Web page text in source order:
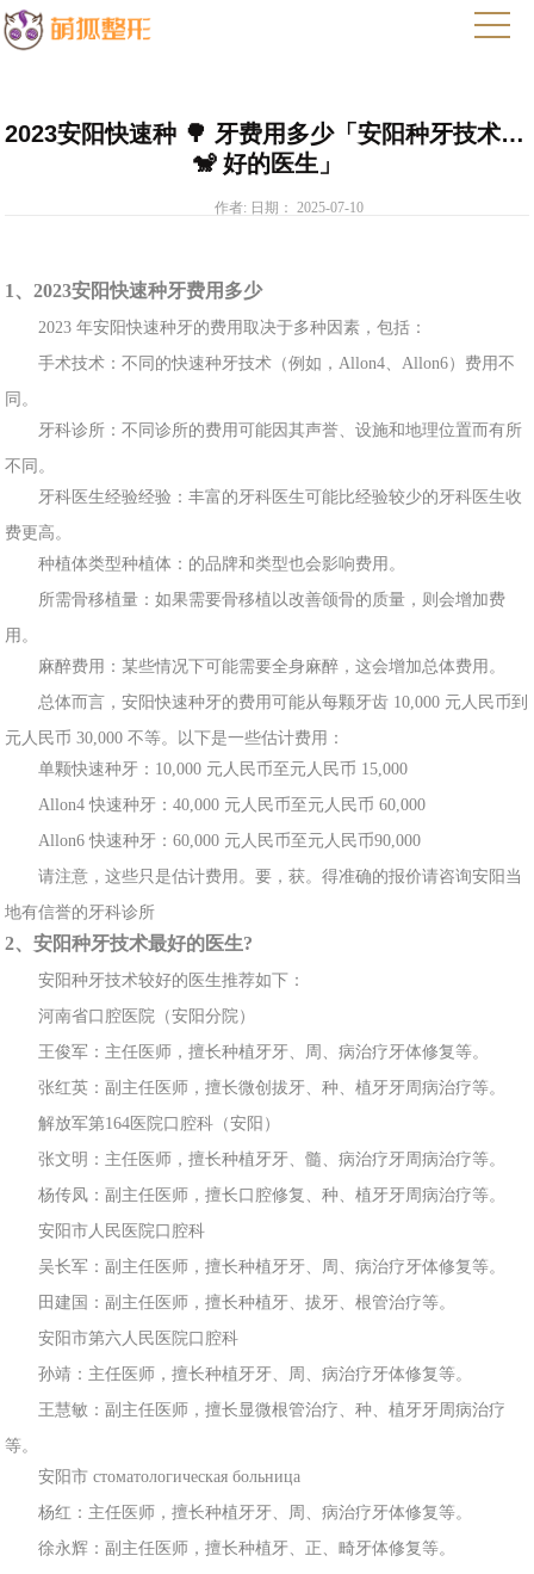
2023安阳快速种 🌳 牙费用多少「安阳种牙技术最
🐒 好的医生」
作者: 日期： 2025-07-10
1、2023安阳快速种牙费用多少
2023 年安阳快速种牙的费用取决于多种因素，包括：
手术技术：不同的快速种牙技术（例如，Allon4、Allon6）费用不
同。
牙科诊所：不同诊所的费用可能因其声誉、设施和地理位置而有所
不同。
牙科医生经验经验：丰富的牙科医生可能比经验较少的牙科医生收
费更高。
种植体类型种植体 ：的品牌和类型也会影响费用。
所需骨移植量：如果需要骨移植以改善颌骨的质量，则会增加费
用。
麻醉费用：某些情况下可能需要全身麻醉，这会增加总体费用。
总体而言，安阳快速种牙的费用可能从每颗牙齿 10,000 元人民币到
元人民币 30,000 不等。以下是一些估计费用：
单颗快速种牙：10,000 元人民币至元人民币 15,000
Allon4 快速种牙：40,000 元 人民币至元人民币 60,000
Allon6 快速种牙 ：60,000 元人民币至 元人民币90,000
请注意，这些只是估计费用。要，获。得准确的报价请咨询安阳当
地有信誉的牙科诊所
2、安阳种牙技术最好的医生?
安阳种牙技术较好的医生推荐如下：
河南省口 腔医院（安阳分 院）
王俊军：主任 医师，擅长种植牙牙、周、病治疗牙体修复等。
张红英 ：副主任医师 ，擅长微创拔牙、种、植牙牙周病治疗等。
解放军第164医院口 腔科 （安阳）
张文明：主任医师，擅长种植牙牙、髓、病治疗牙周病治疗等。
杨传凤：副主任医师，擅长口腔修复、种、植牙牙周病治疗等。
安阳市人民医院口腔科
吴长军：副主任 医师，擅长种植牙牙、周、病治疗牙体修复等。
田建国：副主任医师，擅长种植牙、拔牙、根管治疗等。
安阳市第六人民 医 院口腔科
孙靖：主任医师，擅长种植牙牙、周、病治疗牙体修复等。
王慧敏：副主任医师，擅长 显微根管治疗、种、植牙牙周病治疗
等。
安阳市 стоматологическая больница
杨红：主任医师，擅长种植牙牙、周、病治疗牙体修复等。
徐永辉：副主任医师，擅长种植牙、正、畸牙体修复等。